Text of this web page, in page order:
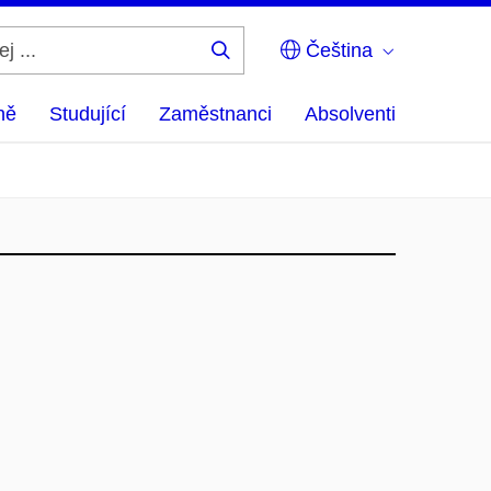
Čeština
Studující Zaměstnanci Absolventi